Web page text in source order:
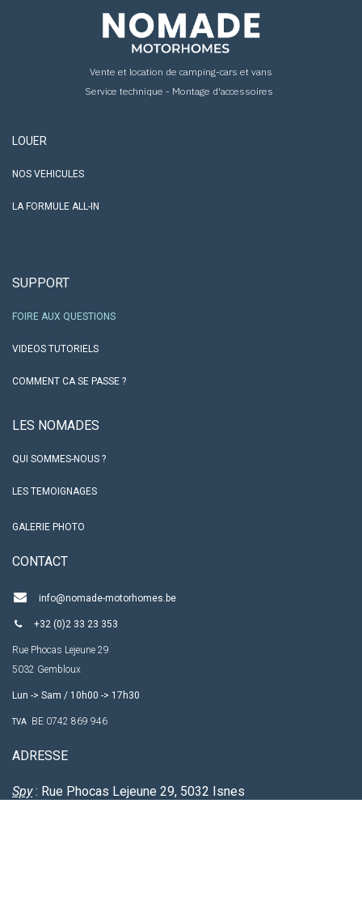
Vente et location de camping-cars et vans
Service technique - Montage d'accessoires
LOUER
NOS VEHICULES
LA FORMULE ALL-IN
SUPPORT
FOIRE AUX QUESTIONS
VIDEOS TUTORIELS
COMMENT CA SE PASSE ?
LES NO​MADES
QUI SOMMES-NOUS ?
LES TEMOIGNAGES
GALERIE PHOTO
CO​NTACT
info@nomade-motorhomes.be
+32 (0)2 33 23 353
Rue Phocas Lejeune 29
5032 Gembloux
Lun -> Sam / 10h00 -> 17h30
TVA BE 0742 869 946
ADRESSE
Spy: Rue Phocas Lejeune 29, 5032 Isnes